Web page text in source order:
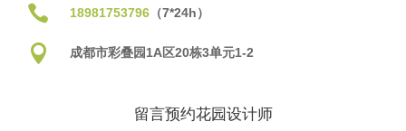
 18981753796（7*24h）
 成都市彩叠园1A区20栋3单元1-2
留言预约花园设计师